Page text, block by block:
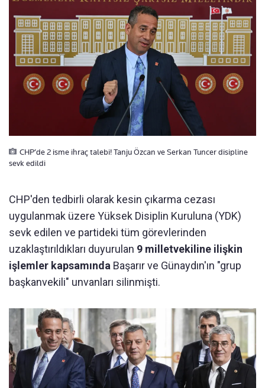
CHP’de 2 isme ihraç talebi! Tanju Özcan ve Serkan Tuncer disipline
sevk edildi
CHP'den tedbirli olarak kesin çıkarma cezası
uygulanmak üzere Yüksek Disiplin Kuruluna (YDK)
sevk edilen ve partideki tüm görevlerinden
uzaklaştırıldıkları duyurulan 9 milletvekiline ilişkin
işlemler kapsamında Başarır ve Günaydın'ın "grup
başkanvekili" unvanları silinmişti.